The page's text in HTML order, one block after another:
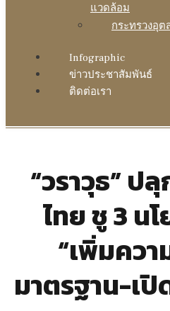
แวดล้อม
กระทรวงอุต
Infographic
ข่าวประชาสัมพันธ์
ติดต่อเรา
“วราวุธ” ป
ไทย ชู 3 น
“เพิ่มคว
มาตรฐาน-เ